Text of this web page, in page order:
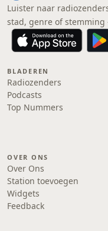
Luister naar
stad, genre of
BLADEREN
Radiozenders
Podcasts
Top Nummers
OVER ONS
Over Ons
Station toevoegen
Widgets
Feedback